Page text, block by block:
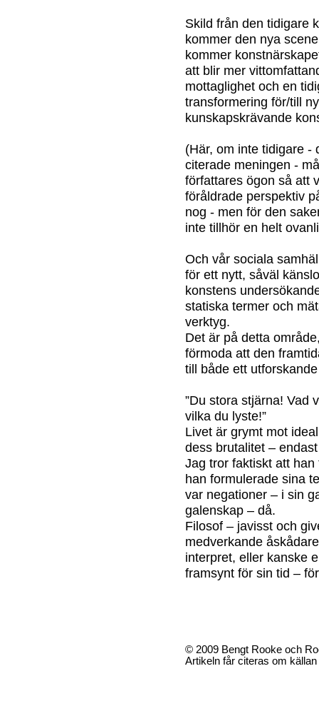
Skild från den tidigare
kommer den nya
kommer
att blir mer
mottaglighet och en
transformering för/till
kunskapskrävande
(Här, om inte tidigare -
citerade meningen -
författares ögon så att
föråldrade perspektiv
nog - men för den
inte tillhör en helt
Och vår sociala
för ett nytt, såväl
konstens
statiska termer och
verktyg.
Det är på detta
förmoda att den
till både ett
”Du stora stjärna! Vad
vilka du lyste!”
Livet är grymt mot
dess brutalitet –
Jag tror faktiskt att
han formulerade sina
var negationer – i sin
galenskap – då.
Filosof – javisst och
medverkande
interpret, eller kanske
framsynt för sin tid –
© 2009 Bengt Rooke och
Artikeln får citeras om